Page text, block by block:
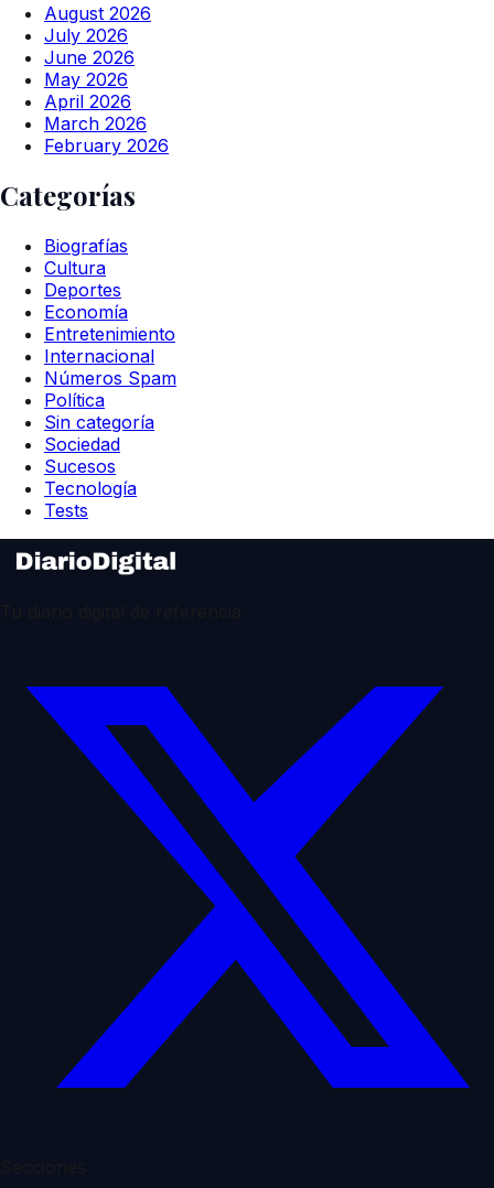
August 2026
July 2026
June 2026
May 2026
April 2026
March 2026
February 2026
Categorías
Biografías
Cultura
Deportes
Economía
Entretenimiento
Internacional
Números Spam
Política
Sin categoría
Sociedad
Sucesos
Tecnología
Tests